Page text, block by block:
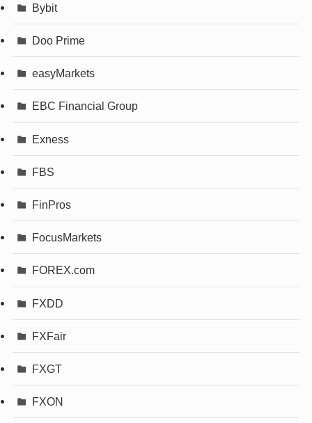
Bybit
Doo Prime
easyMarkets
EBC Financial Group
Exness
FBS
FinPros
FocusMarkets
FOREX.com
FXDD
FXFair
FXGT
FXON